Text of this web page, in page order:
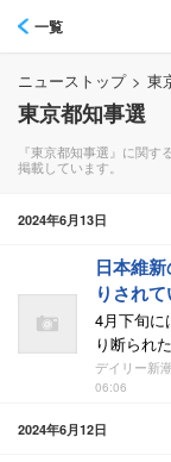
一覧
ニューストップ > 東
東京都知事選
『東京都知事選』に関
掲載しています。
2024年6月13日
日本維
りされ
4月下旬に
り断られ
デイリー新
06:06
2024年6月12日